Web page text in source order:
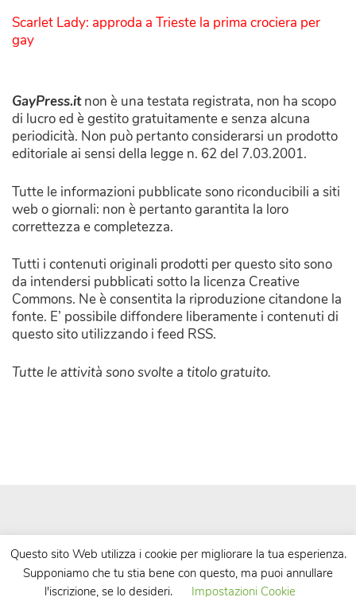
Scarlet Lady: approda a Trieste la prima crociera per
gay
GayPress.itnon è una testata registrata, non ha scopo
di lucro ed è gestito gratuitamente e senza alcuna
periodicità. Non può pertanto considerarsi un prodotto
editoriale ai sensi della legge n. 62 del 7.03.2001.
Tutte le informazioni pubblicate sono riconducibili a siti
web o giornali: non è pertanto garantita la loro
correttezza e completezza.
Tutti i contenuti originali prodotti per questo sito sono
da intendersi pubblicati sotto la licenza Creative
Commons. Ne è consentita la riproduzione citandone la
fonte. E’ possibile diffondere liberamente i contenuti di
questo sito utilizzando i feed RSS.
Tutte le attività sono svolte a titolo gratuito.
| Powered byWordPress| Theme byTheBootstrapThemes
Questo sito Web utilizza i cookie per migliorare la tua esperienza.
Supponiamo che tu stia bene con questo, ma puoi annullare
l'iscrizione, se lo desideri.
Impostazioni Cookie